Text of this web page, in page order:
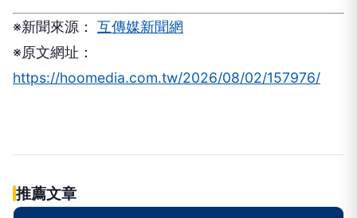
※新聞來源： 互傳媒新聞網
※原文網址：
https://hoomedia.com.tw/2026/08/02/157976/
說愛妳！
PR